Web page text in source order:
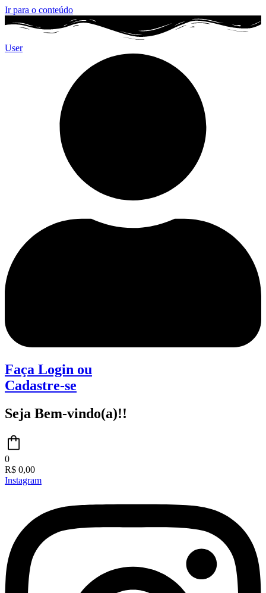
Ir para o conteúdo
User
Faça Login ou
Cadastre-se
Seja Bem-vindo(a)!!
0
R$ 0,00
Instagram